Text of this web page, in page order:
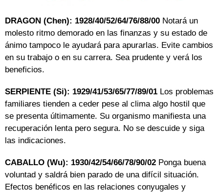
DRAGON (Chen): 1928/40/52/64/76/88/00 Notará un
molesto ritmo demorado en las finanzas y su estado de
ánimo tampoco le ayudará para apurarlas. Evite cambios
en su trabajo o en su carrera. Sea prudente y verá los
beneficios.
SERPIENTE (Si): 1929/41/53/65/77/89/01 Los problemas
familiares tienden a ceder pese al clima algo hostil que
se presenta últimamente. Su organismo manifiesta una
recuperación lenta pero segura. No se descuide y siga
las indicaciones.
CABALLO (Wu): 1930/42/54/66/78/90/02 Ponga buena
voluntad y saldrá bien parado de una difícil situación.
Efectos benéficos en las relaciones conyugales y